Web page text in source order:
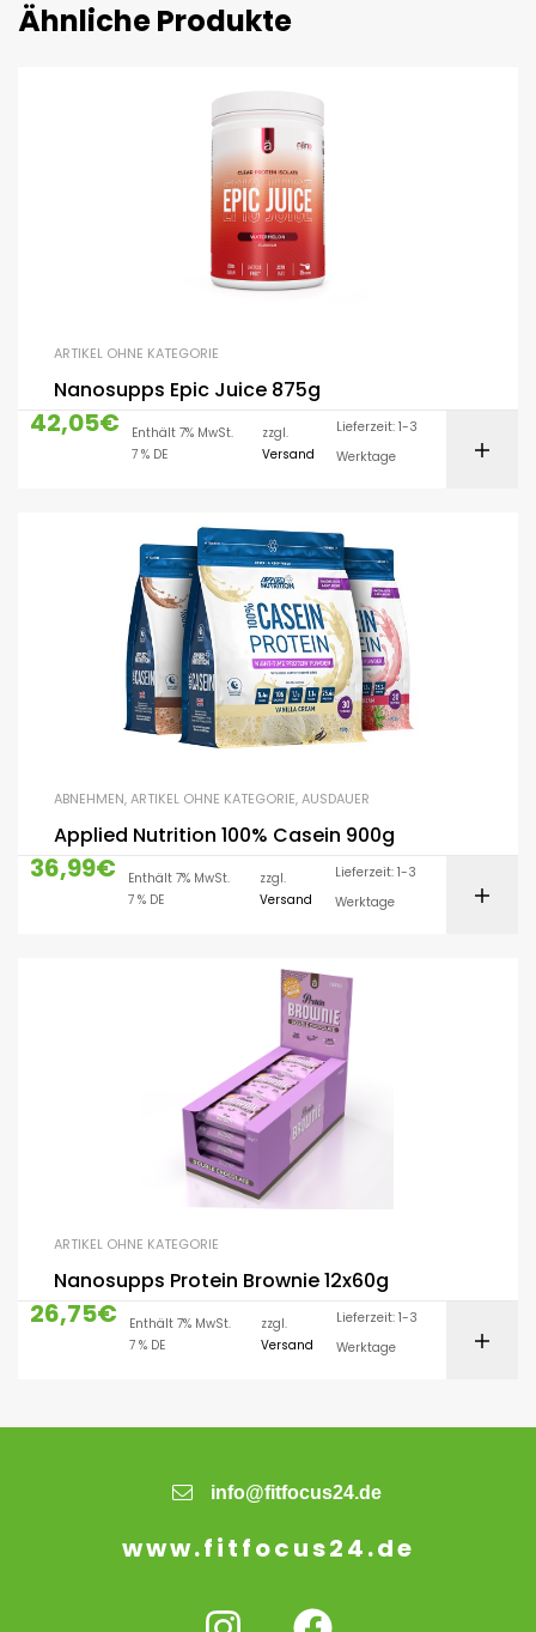
Ähnliche Produkte
ARTIKEL OHNE KATEGORIE
Nanosupps Epic Juice 875g
42,05€
Enthält 7% MwSt.
7 % DE
zzgl.
Versand
Lieferzeit: 1-3
Werktage
ABNEHMEN,ARTIKEL OHNE KATEGORIE,AUSDAUER
Applied Nutrition 100% Casein 900g
36,99€
Enthält 7% MwSt.
7 % DE
zzgl.
Versand
Lieferzeit: 1-3
Werktage
ARTIKEL OHNE KATEGORIE
Nanosupps Protein Brownie 12x60g
26,75€
Enthält 7% MwSt.
7 % DE
zzgl.
Versand
Lieferzeit: 1-3
Werktage
info@fitfocus24.de
www.fitfocus24.de